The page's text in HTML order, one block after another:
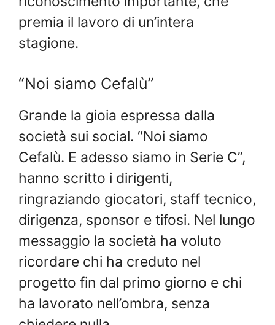
premia il lavoro di un’intera
stagione.
“Noi siamo Cefalù”
Grande la gioia espressa dalla
società sui social. “Noi siamo
Cefalù. E adesso siamo in Serie C”,
hanno scritto i dirigenti,
ringraziando giocatori, staff tecnico,
dirigenza, sponsor e tifosi. Nel lungo
messaggio la società ha voluto
ricordare chi ha creduto nel
progetto fin dal primo giorno e chi
ha lavorato nell’ombra, senza